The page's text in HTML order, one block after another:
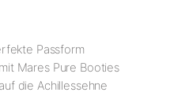
Passform
Mares Pure Booties
die Achillessehne